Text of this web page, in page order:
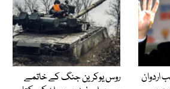
اردوان
روس یوکرین جنگ کے خاتمے